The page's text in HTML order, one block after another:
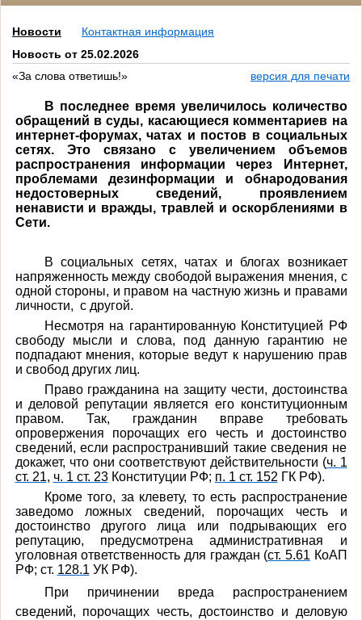
Новости
Контактная информация
Новость от 25.02.2026
«За слова ответишь!»
версия для печати
В последнее время увеличилось количество
обращений в суды, касающиеся комментариев на
интернет-форумах, чатах и постов в социальных
сетях. Это связано с увеличением объемов
распространения информации через Интернет,
проблемами дезинформации и обнародования
недостоверных сведений, проявлением
ненависти и вражды, травлей и оскорблениями в
Сети.
В социальных сетях, чатах и блогах возникает
напряженность между свободой выражения мнения, с
одной стороны, и правом на частную жизнь и правами
личности, с другой.
Несмотря на гарантированную Конституцией РФ
свободу мысли и слова, под данную гарантию не
подпадают мнения, которые ведут к нарушению прав
и свобод других лиц.
Право гражданина на защиту чести, достоинства
и деловой репутации является его конституционным
правом. Так, гражданин вправе требовать
опровержения порочащих его честь и достоинство
сведений, если распространивший такие сведения не
докажет, что они соответствуют действительности (ч. 1
ст. 21, ч. 1 ст. 23Конституции РФ; п. 1 ст. 152 ГК РФ).
Кроме того, за клевету, то есть распространение
заведомо ложных сведений, порочащих честь и
достоинство другого лица или подрывающих его
репутацию, предусмотрена административная и
уголовная ответственность для граждан (ст. 5.61 КоАП
РФ; ст. 128.1 УК РФ).
При причинении вреда распространением
сведений, порочащих честь, достоинство и деловую